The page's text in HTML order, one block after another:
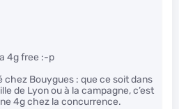
4g free :-p
chez Bouygues : que ce soit dans
de Lyon ou à la campagne, c’est
4g chez la concurrence.